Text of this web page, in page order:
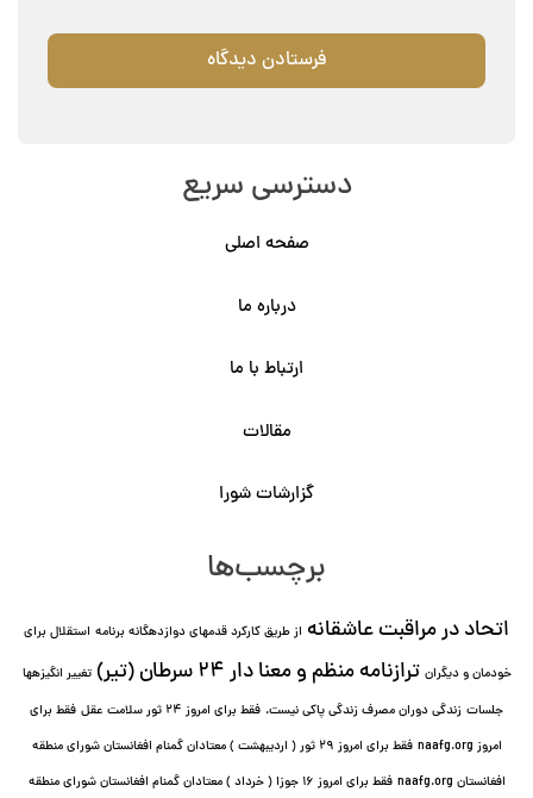
دسترسی سریع
صفحه اصلی
درباره ما
ارتباط با ما
مقالات
گزارشات شورا
برچسب‌ها
اتحاد در مراقبت عاشقانه از طریق کارکرد قدمهای دوازده⁯گانه برنامه استقلال برای
خودمان و دیگران ترازنامه منظم و معنا دار ٢۴ سرطان (تیر)
تغییر انگیزه⁯ها
جلسات زندگی دوران مصرف زندگی پاکی نیست. فقط برای امروز 24 ثور سلامت عقل
فقط برای
امروز naafg.org
فقط برای امروز ٢٩ ثور ( اردیبهشت ) معتادان گمنام افغانستان شورای منطقه
افغانستان naafg.org
فقط برای امروز ۱۶ جوزا ( خرداد ) معتادان گمنام افغانستان شورای منطقه